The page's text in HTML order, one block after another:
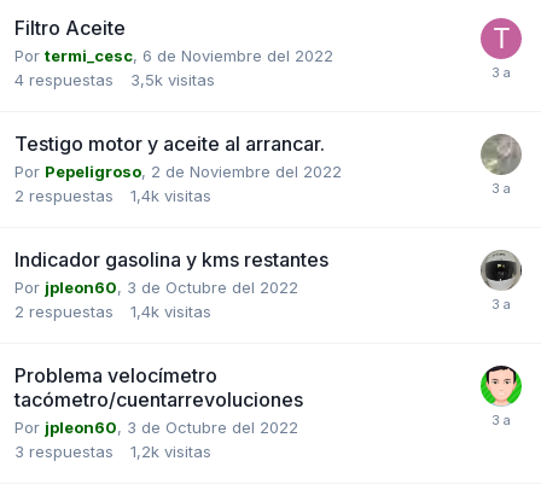
Filtro Aceite
Por termi_cesc, 6 de Noviembre del 2022
4 respuestas 3,5k visitas
Testigo motor y aceite al arrancar.
Por Pepeligroso, 2 de Noviembre del 2022
2 respuestas 1,4k visitas
Indicador gasolina y kms restantes
Por jpleon60, 3 de Octubre del 2022
2 respuestas 1,4k visitas
Problema velocímetro
tacómetro/cuentarrevoluciones
Por jpleon60, 3 de Octubre del 2022
3 respuestas 1,2k visitas